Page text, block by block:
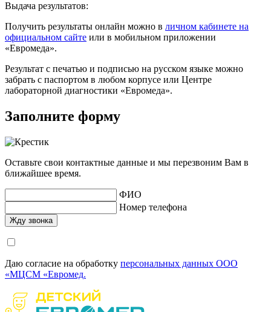
Выдача результатов:
Получить результаты онлайн можно в личном кабинете на
официальном сайте или в мобильном приложении
«Евромеда».
Результат с печатью и подписью на русском языке можно
забрать с паспортом в любом корпусе или Центре
лабораторной диагностики «Евромеда».
Заполните форму
Оставьте свои контактные данные и мы перезвоним Вам в
ближайшее время.
ФИО
Номер телефона
Даю согласие на обработку персональных данных ООО
«МЦСМ «Евромед.